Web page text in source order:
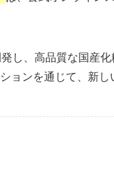
し、高品質な国産
ョンを通じて、新